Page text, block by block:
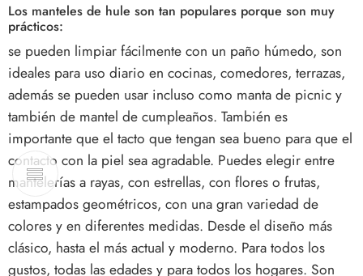
Los manteles de hule son tan populares porque son muy
prácticos:
se pueden limpiar fácilmente con un paño húmedo, son
ideales para uso diario en cocinas, comedores, terrazas,
además se pueden usar incluso como manta de picnic y
también de mantel de cumpleaños. También es
importante que el tacto que tengan sea bueno para que el
contacto con la piel sea agradable. Puedes elegir entre
mantelerías a rayas, con estrellas, con flores o frutas,
estampados geométricos, con una gran variedad de
colores y en diferentes medidas. Desde el diseño más
clásico, hasta el más actual y moderno. Para todos los
gustos, todas las edades y para todos los hogares. Son